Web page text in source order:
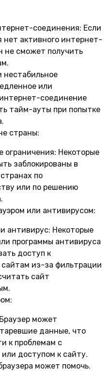
соединения: Если
нет активного интернет-
не сможет получить
нестабильное
или
соединение
тайм-ауты при попытке
страны:
ограничения: Некоторые
заблокированы в
по
или по решению
или антивирусом:
антивирус: Некоторые
программы антивируса
доступ к
из-за фильтрации
сайт
Браузер может
данные, что
к проблемам с
доступом к сайту.
может помочь.